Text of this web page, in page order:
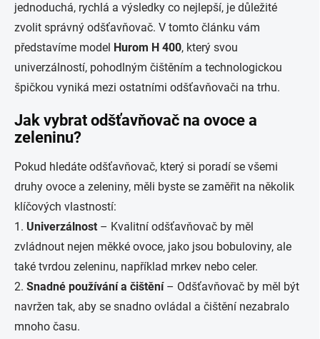
jednoduchá, rychlá a výsledky co nejlepší, je důležité
zvolit správný odšťavňovač. V tomto článku vám
představíme model Hurom H 400, který svou
univerzálností, pohodlným čištěním a technologickou
špičkou vyniká mezi ostatními odšťavňovači na trhu.
Jak vybrat odšťavňovač na ovoce a
zeleninu?
Pokud hledáte odšťavňovač, který si poradí se všemi
druhy ovoce a zeleniny, měli byste se zaměřit na několik
klíčových vlastností:
1. Univerzálnost – Kvalitní odšťavňovač by měl
zvládnout nejen měkké ovoce, jako jsou bobuloviny, ale
také tvrdou zeleninu, například mrkev nebo celer.
2. Snadné používání a čištění– Odšťavňovač by měl být
navržen tak, aby se snadno ovládal a čištění nezabralo
mnoho času.